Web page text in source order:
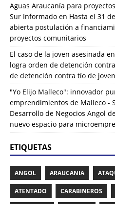
Aguas Araucanía para
Sur Informado en Hasta el 31
abierta postulación a
proyectos comunitarios
El caso de la joven asesinada
logra orden de detención
de detención contra tío de
"Yo Elijo Malleco": innovador
emprendimientos de Malleco -
Desarrollo de Negocios Angol
nuevo espacio para
ETIQUETAS
ANGOL ARAUCANIA
ATENTADO CARABINEROS